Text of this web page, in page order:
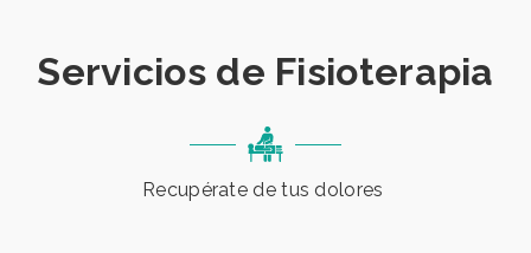
Servicios de Fisioterapia
Recupérate de tus dolores